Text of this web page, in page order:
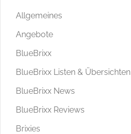
Allgemeines
Angebote
BlueBrixx
BlueBrixx Listen & Übersichten
BlueBrixx News
BlueBrixx Reviews
Brixies